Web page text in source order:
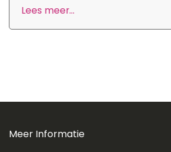
Lees meer...
Meer Informatie